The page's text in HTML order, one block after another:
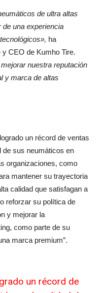
de ultra altas
una experiencia
ha
CEO de Kumho Tire.
nuestra reputación
y marca de altas
un récord de ventas
de sus neumáticos en
organizaciones, como
mantener su trayectoria
calidad que satisfagan a
reforzar su política de
y mejorar la
como parte de su
marca premium”.
un récord de